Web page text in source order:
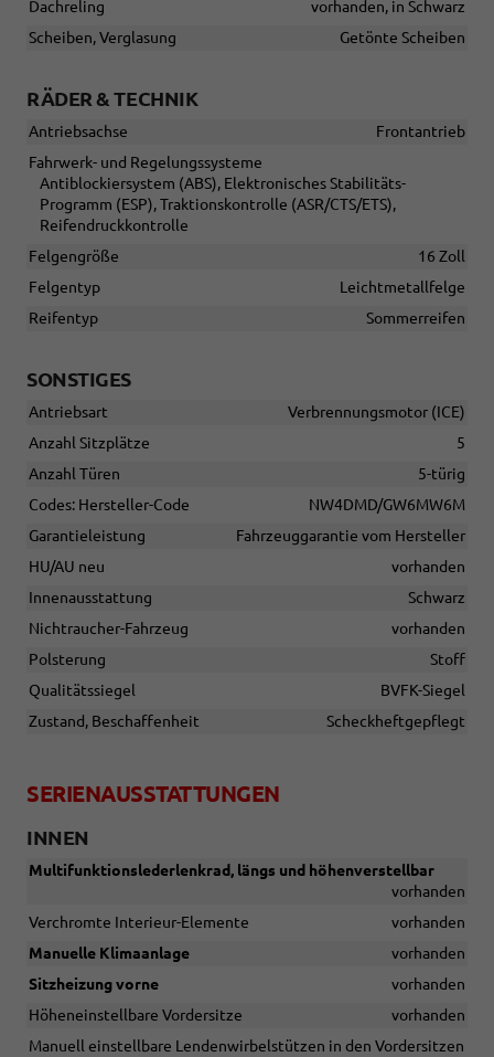
Dachreling
vorhanden, in Schwarz
Scheiben, Verglasung
Getönte Scheiben
RÄDER & TECHNIK
Antriebsachse
Frontantrieb
Fahrwerk- und Regelungssysteme
Antiblockiersystem (ABS), Elektronisches Stabilitäts-
Programm (ESP), Traktionskontrolle (ASR/CTS/ETS),
Reifendruckkontrolle
Felgengröße
16 Zoll
Felgentyp
Leichtmetallfelge
Reifentyp
Sommerreifen
SONSTIGES
Antriebsart
Verbrennungsmotor (ICE)
Anzahl Sitzplätze
5
Anzahl Türen
5-türig
Codes: Hersteller-Code
NW4DMD/GW6MW6M
Garantieleistung
Fahrzeuggarantie vom Hersteller
HU/AU neu
vorhanden
Innenausstattung
Schwarz
Nichtraucher-Fahrzeug
vorhanden
Polsterung
Stoff
Qualitätssiegel
BVFK-Siegel
Zustand, Beschaffenheit
Scheckheftgepflegt
SERIENAUSSTATTUNGEN
INNEN
Multifunktionslederlenkrad, längs und höhenverstellbar
vorhanden
Verchromte Interieur-Elemente
vorhanden
Manuelle Klimaanlage
vorhanden
Sitzheizung vorne
vorhanden
Höheneinstellbare Vordersitze
vorhanden
Manuell einstellbare Lendenwirbelstützen in den Vordersitzen